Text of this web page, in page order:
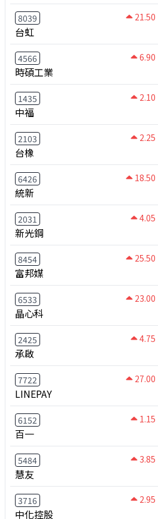
8039 21.50
台虹
4566 6.90
時碩工業
1435 2.10
中福
2103 2.25
台橡
6426 18.50
統新
2031 4.05
新光鋼
8454 25.50
富邦媒
6533 23.00
晶心科
2425 4.75
承啟
7722 27.00
LINEPAY
6152 1.15
百一
5484 3.85
慧友
3716 2.95
中化控股